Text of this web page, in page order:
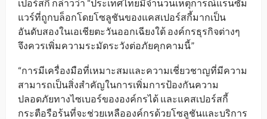
เปอร์สกี้ กล่าวว่า “ประเทศไทยมีจำนวนเหตุการณ์แรนซัม
แวร์ที่ถูกบล็อกโดยโซลูชันของแคสเปอร์สกี้มากเป็น
อันดับสองในเอเชียตะวันออกเฉียงใต้ องค์กรธุรกิจต่างๆ
จึงควรเพิ่มความระมัดระวังต่อภัยคุกคามนี้”
“การมีเครื่องมือที่เหมาะสมและความเชี่ยวชาญที่มีความ
สามารถเป็นสิ่งสำคัญในการเพิ่มการป้องกันความ
ปลอดภัยทางไซเบอร์ขององค์กรได้ และแคสเปอร์สกี้
กระตือรือร้นที่จะช่วยเหลือองค์กรด้วยโซลูชันและบริการ